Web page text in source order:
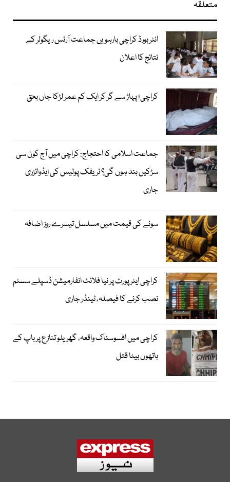
متعلقہ
انٹر بورڈ کراچی بارہویں جماعت آرٹس ریگولر کے
نتائج کا اعلان
کراچی؛ پہاڑ سے گر کر ایک کم عمر لڑکا جاں بحق
جماعت اسلامی کا احتجاج: کراچی میں آج کون سی
سڑکیں بند ہوں گی؟ ٹریفک پولیس کی ایڈوائزری
جاری
سونے کی قیمت میں مسلسل تیسرے روز اضافہ
کراچی ایئرپورٹ پر نیا فلائٹ انفارمیشن ڈسپلے سسٹم
نصب کرنے کا فیصلہ، ٹینڈر جاری
کراچی میں افسوسناک واقعہ، گھریلو تنازع پر باپ کے
ہاتھوں بیٹا قتل